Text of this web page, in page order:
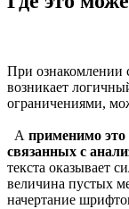
При ознакомлении
возникает
ограничениями,
А применимо это
связанных с
текста оказывает
величина пустых
начертание